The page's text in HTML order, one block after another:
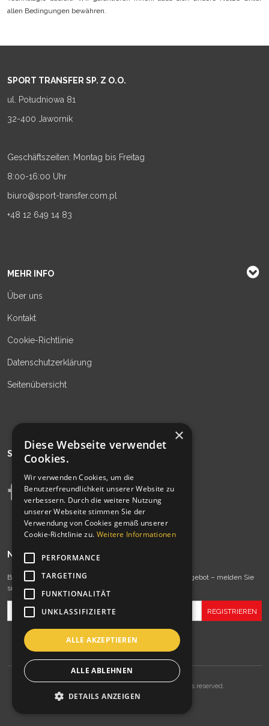
allen Bedingungen bewähren.
SPORT TRANSFER SP. Z O.O.
ul. Południowa 81
32-400 Jawornik
Geschäftszeiten: Montag bis Freitag
8:00-16:00 Uhr
biuro@sport-transfer.com.pl
+48 12 649 14 83
MEHR INFO
Über uns
Kontakt
Cookie-Richtlinie
Datenschutzerklärung
Seitenübersicht
SIEHE AUCH
NEWSLETTER
Bleiben Sie immer auf dem Laufenden mit unserem Angebot – melden Sie
sich jetzt zu unserem Newsletter an!
Copyrights © 1997-2022 Sport Transfer. All rights reserved.
×
Diese Webseite verwendet
Cookies.
Wir verwenden Cookies, um die
Benutzerfreundlichkeit unserer Website zu
verbessern. Durch die weitere Nutzung
unserer Webseite stimmen Sie der
Verwendung von Cookies gemäß unserer
Cookie-Richtlinie zu. Weitere Informationen
PERFORMANCE
TARGETING
FUNKTIONALITÄT
UNKLASSIFIZIERTE
ALLE AKZEPTIEREN
ALLE ABLEHNEN
DETAILS ANZEIGEN